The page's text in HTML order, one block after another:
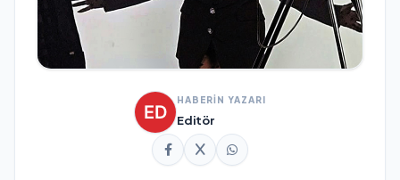
HABERİN YAZARI
Editör